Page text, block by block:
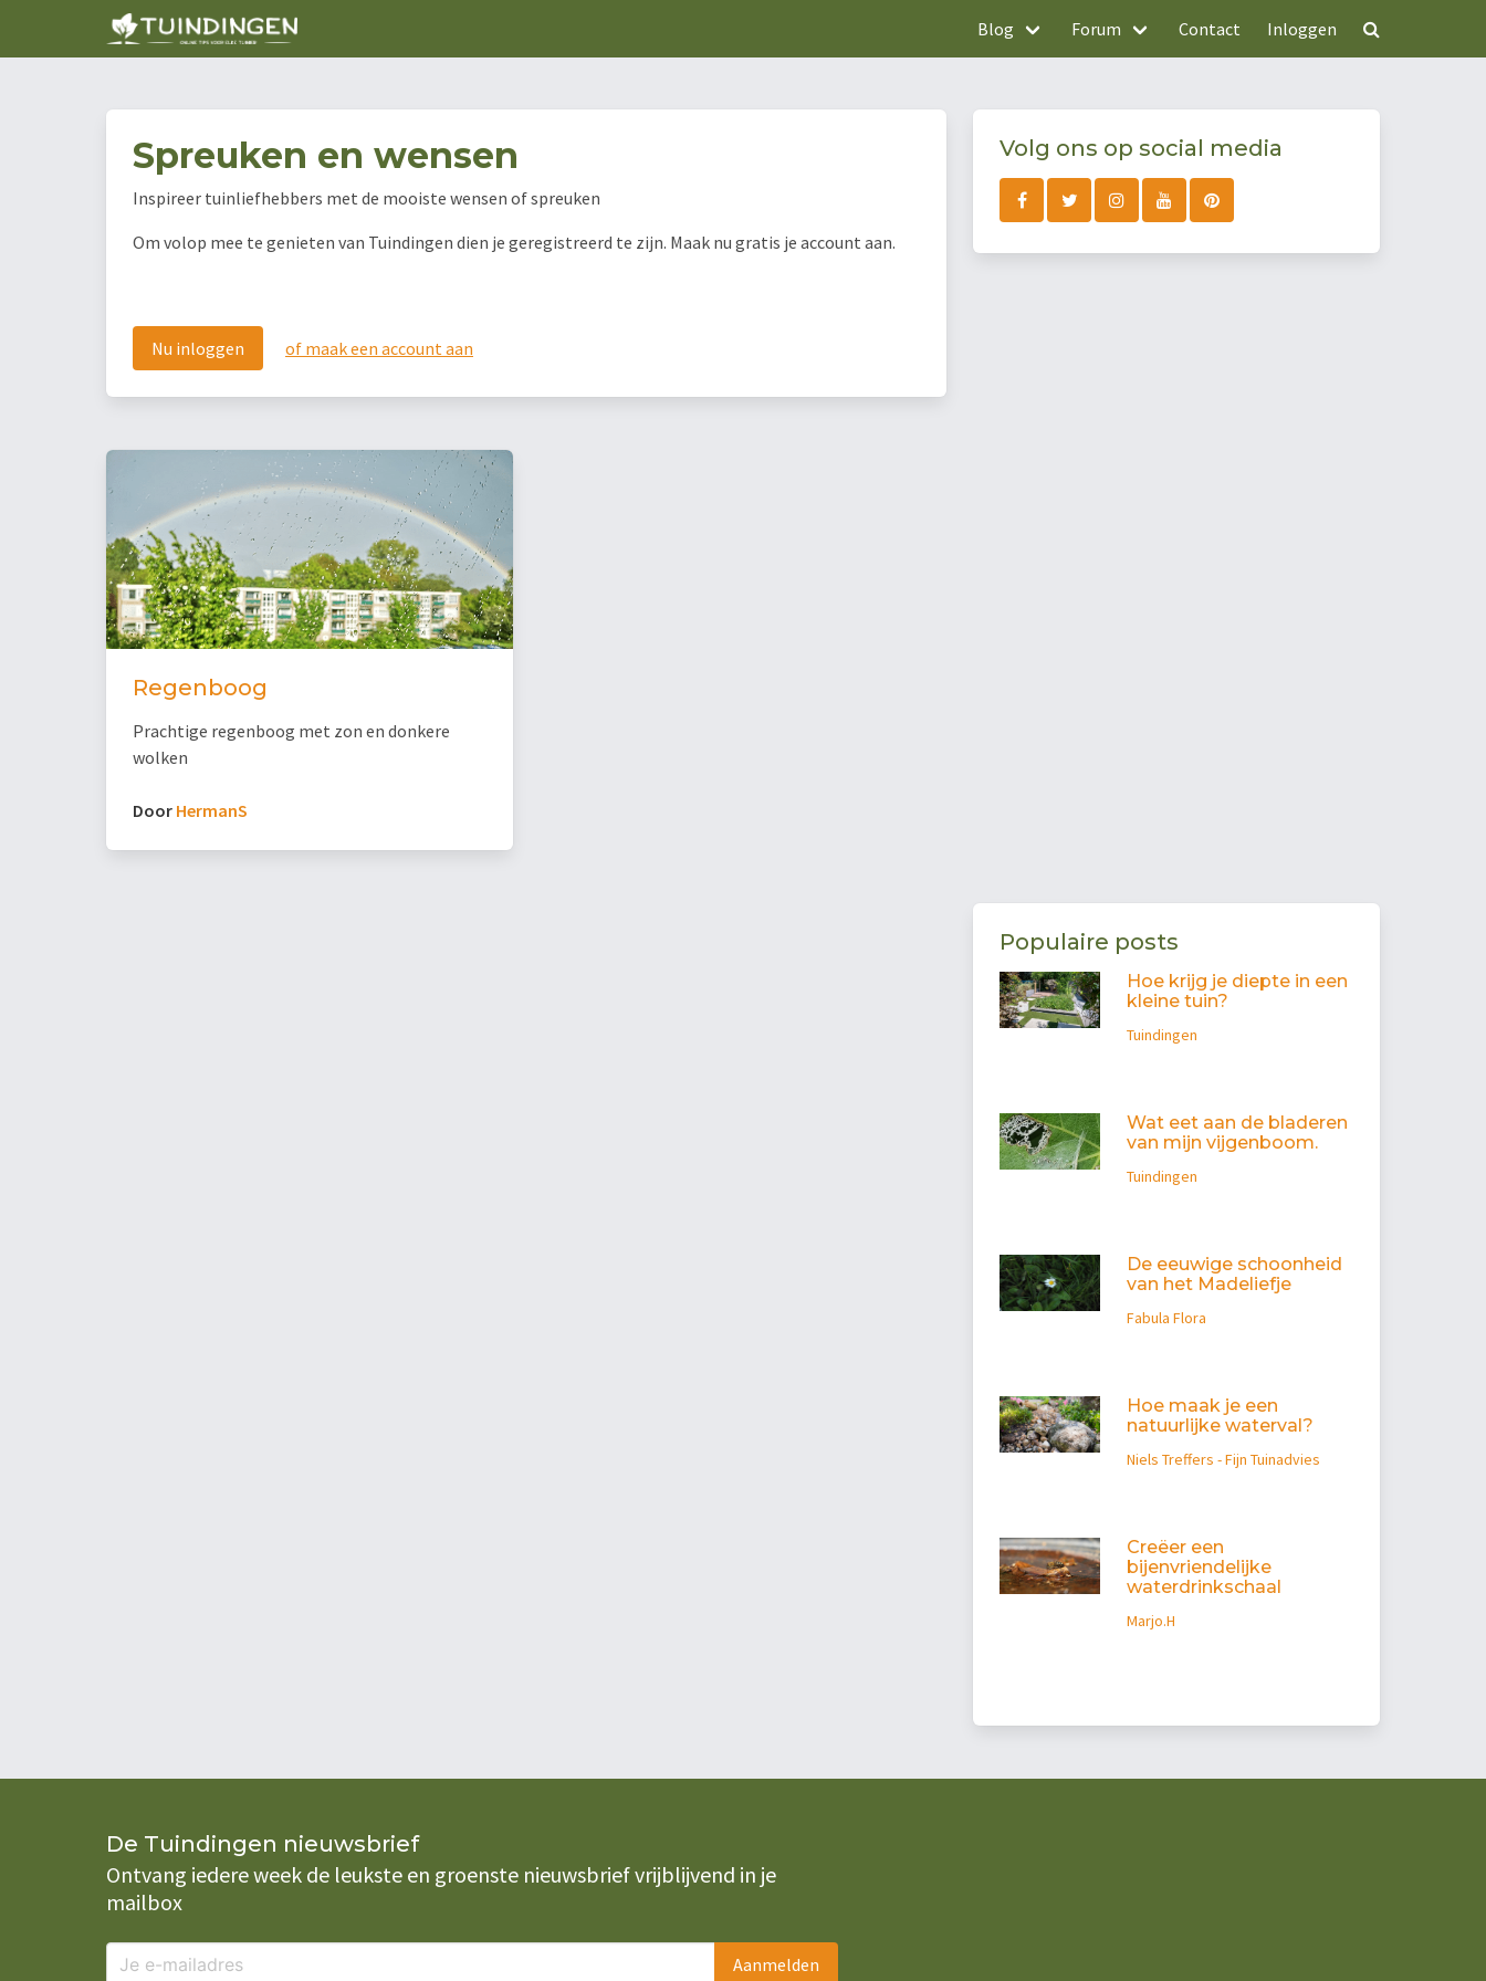
Blog Forum Contact Inloggen
Spreuken en wensen
Inspireer tuinliefhebbers met de mooiste wensen of spreuken
Om volop mee te genieten van Tuindingen dien je geregistreerd te zijn. Maak nu gratis je account aan.
Nu inloggen of maak een account aan
Regenboog
Prachtige regenboog met zon en donkere
wolken
Door HermanS
Volg ons op social media
Populaire posts
Hoe krijg je diepte in een
kleine tuin?
Tuindingen
Wat eet aan de bladeren
van mijn vijgenboom.
Tuindingen
De eeuwige schoonheid
van het Madeliefje
Fabula Flora
Hoe maak je een
natuurlijke waterval?
Niels Treffers - Fijn Tuinadvies
Creëer een
bijenvriendelijke
waterdrinkschaal
Marjo.H
De Tuindingen nieuwsbrief
Ontvang iedere week de leukste en groenste nieuwsbrief vrijblijvend in je
mailbox
Aanmelden